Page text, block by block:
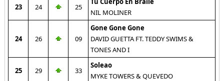
23 24 25
NIL MOLINER
24 26 09
Gone Gone Gone
DAVID GUETTA FT. TEDDY SWIMS &
TONES AND I
25 29 33
Soleao
MYKE TOWERS & QUEVEDO